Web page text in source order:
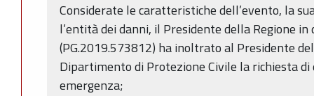
Considerate le caratteristiche dell’evento, la
l’entità dei danni, il Presidente della Regione
(PG.2019.573812) ha inoltrato al Presidente
Dipartimento di Protezione Civile la richiesta
emergenza;